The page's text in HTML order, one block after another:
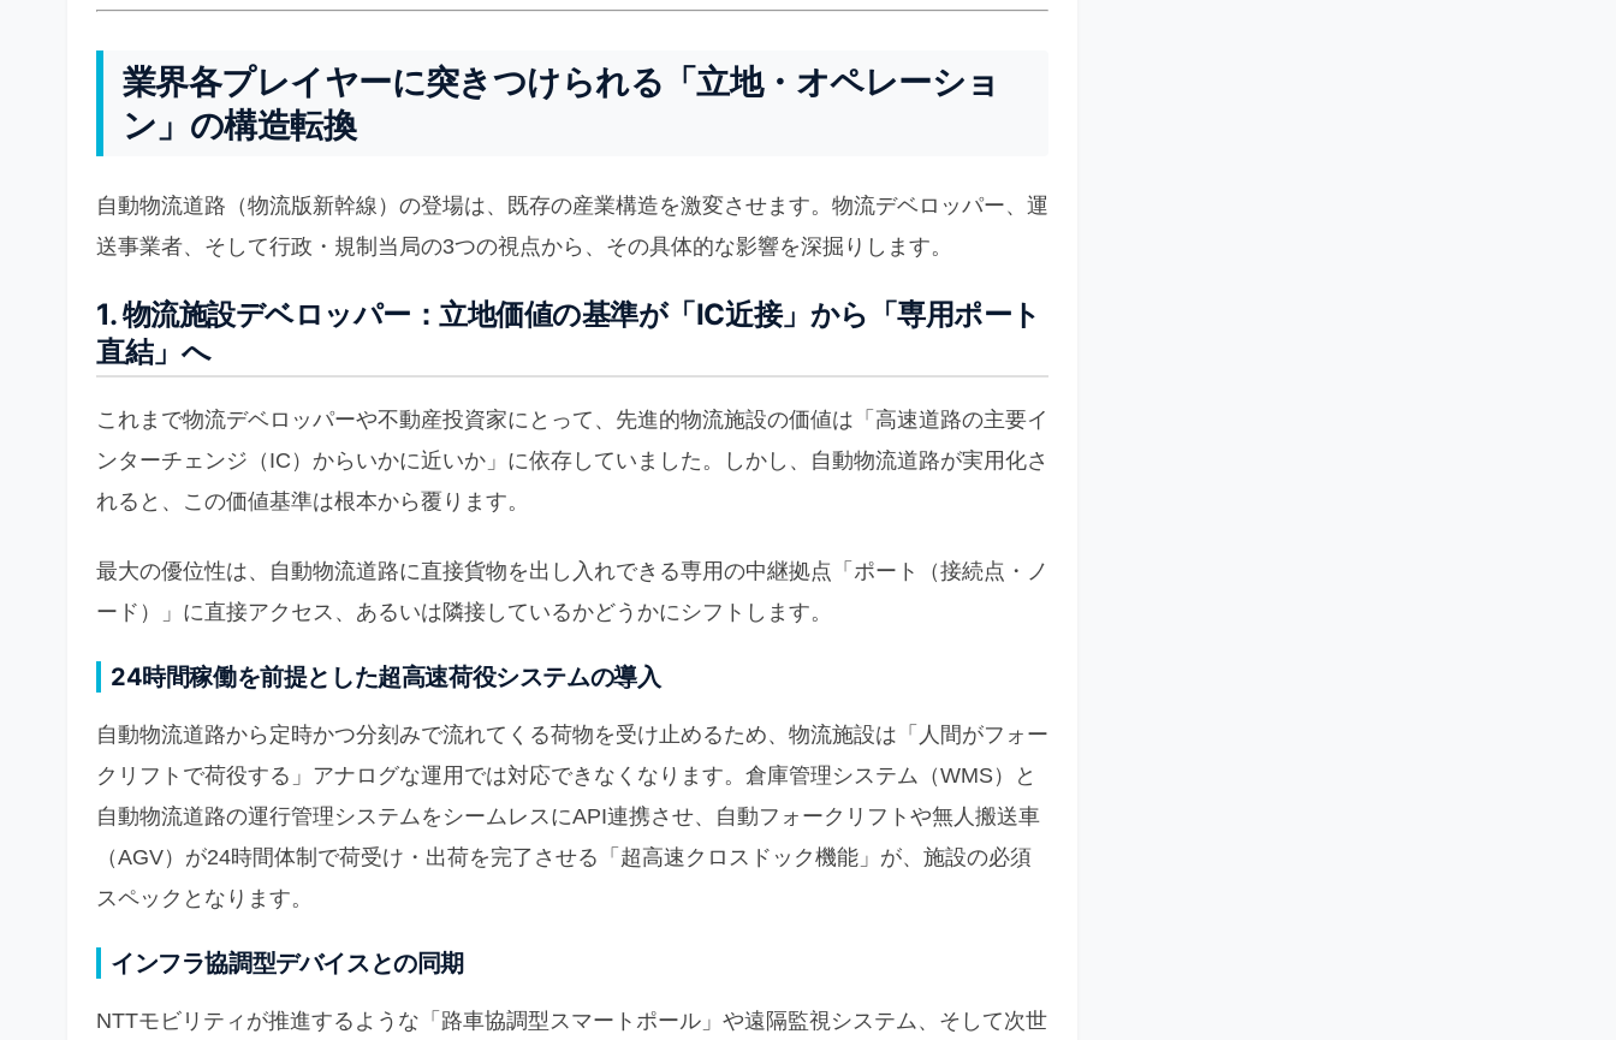
業界各プレイヤーに突きつけられる「立地・オペレーショ
ン」の構造転換
自動物流道路（物流版新幹線）の登場は、既存の産業構造を激変させます。物流デベロッパー、運
送事業者、そして行政・規制当局の3つの視点から、その具体的な影響を深掘りします。
1. 物流施設デベロッパー：立地価値の基準が「IC近接」から「専用ポート
直結」へ
これまで物流デベロッパーや不動産投資家にとって、先進的物流施設の価値は「高速道路の主要イ
ンターチェンジ（IC）からいかに近いか」に依存していました。しかし、自動物流道路が実用化さ
れると、この価値基準は根本から覆ります。
最大の優位性は、自動物流道路に直接貨物を出し入れできる専用の中継拠点「ポート（接続点・ノ
ード）」に直接アクセス、あるいは隣接しているかどうかにシフトします。
24時間稼働を前提とした超高速荷役システムの導入
自動物流道路から定時かつ分刻みで流れてくる荷物を受け止めるため、物流施設は「人間がフォー
クリフトで荷役する」アナログな運用では対応できなくなります。倉庫管理システム（WMS）と
自動物流道路の運行管理システムをシームレスにAPI連携させ、自動フォークリフトや無人搬送車
（AGV）が24時間体制で荷受け・出荷を完了させる「超高速クロスドック機能」が、施設の必須
スペックとなります。
インフラ協調型デバイスとの同期
NTTモビリティが推進するような「路車協調型スマートポール」や遠隔監視システム、そして次世